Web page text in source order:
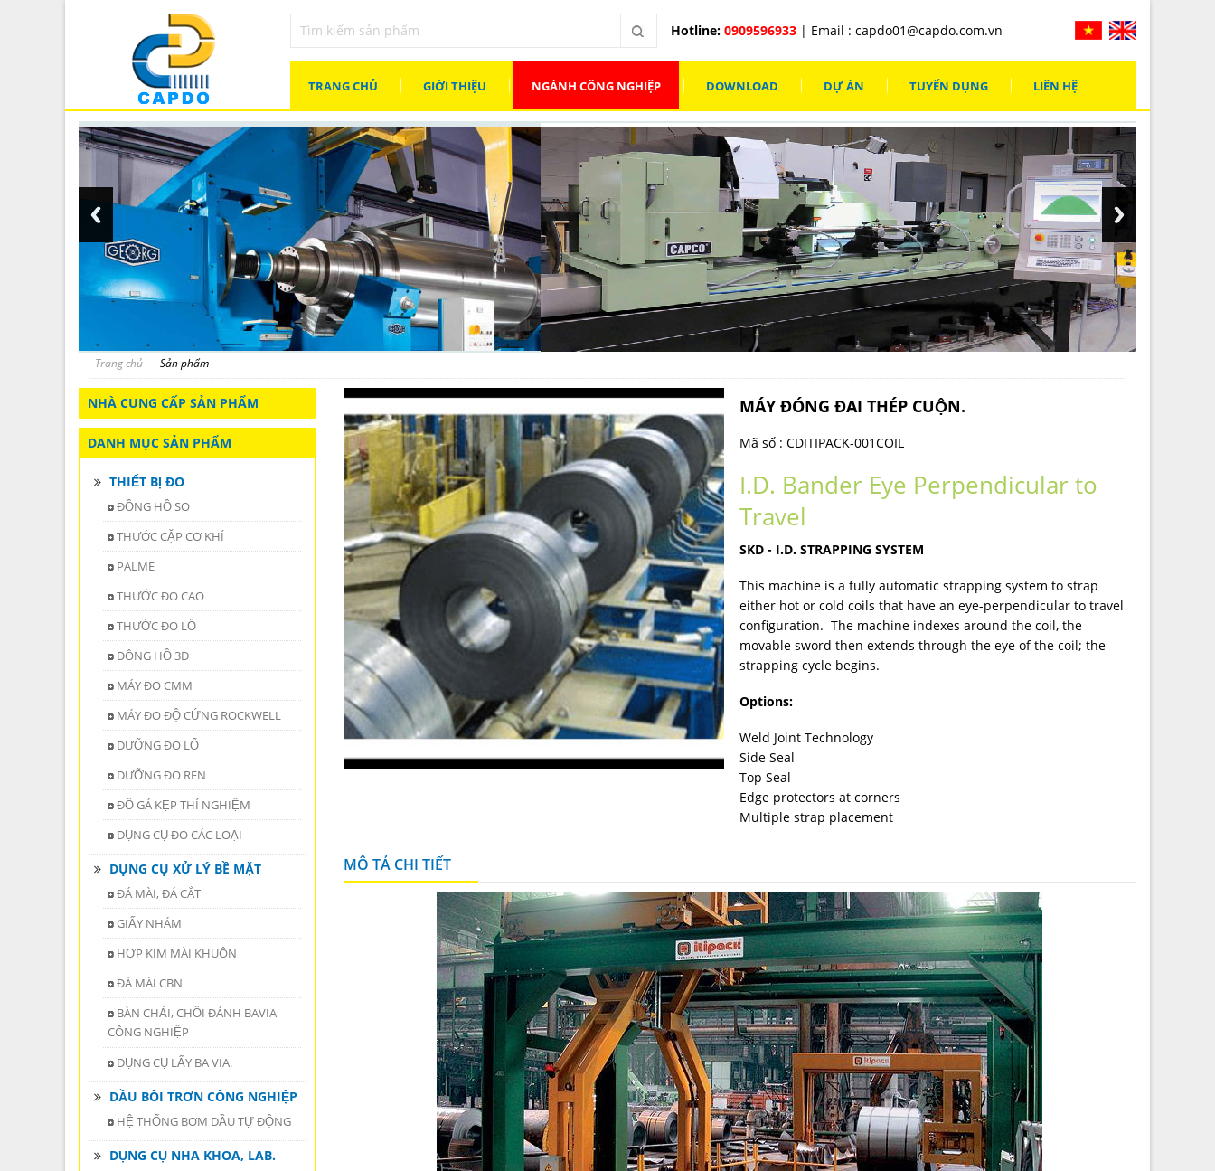
Hotline:0909596933 | Email :capdo01@capdo.com.vn
TRANG CHỦ GIỚI THIỆU NGÀNH CÔNG NGHIỆP DOWNLOAD DỰ ÁN TUYỂN DỤNG LIÊN HỆ
Trang chủ Sản phẩm
NHÀ CUNG CẤP SẢN PHẨM
DANH MỤC SẢN PHẨM
THIẾT BỊ ĐO
ĐỒNG HỒ SO
THƯỚC CẶP CƠ KHÍ
PALME
THƯỚC ĐO CAO
THƯỚC ĐO LỔ
ĐÔNG HỒ 3D
MÁY ĐO CMM
MÁY ĐO ĐỘ CỨNG ROCKWELL
DƯỠNG ĐO LỔ
DƯỠNG ĐO REN
ĐỒ GÁ KẸP THÍ NGHIỆM
DỤNG CỤ ĐO CÁC LOẠI
DỤNG CỤ XỬ LÝ BỀ MẶT
ĐÁ MÀI, ĐÁ CẮT
GIẤY NHÁM
HỢP KIM MÀI KHUÔN
ĐÁ MÀI CBN
BÀN CHẢI, CHỔI ĐÁNH BAVIA
CÔNG NGHIỆP
DỤNG CỤ LẤY BA VIA.
DẦU BÔI TRƠN CÔNG NGHIỆP
HỆ THỐNG BƠM DẦU TỰ ĐỘNG
DỤNG CỤ NHA KHOA, LAB.
MÁY ĐÓNG ĐAI THÉP CUỘN.
Mã số :CDITIPACK-001COIL
I.D. Bander Eye Perpendicular to
Travel
SKD - I.D. STRAPPING SYSTEM
This machine is a fully automatic strapping system to strap
either hot or cold coils that have an eye-perpendicular to travel
configuration. The machine indexes around the coil, the
movable sword then extends through the eye of the coil; the
strapping cycle begins.
Options:
Weld Joint Technology
Side Seal
Top Seal
Edge protectors at corners
Multiple strap placement
MÔ TẢ CHI TIẾT